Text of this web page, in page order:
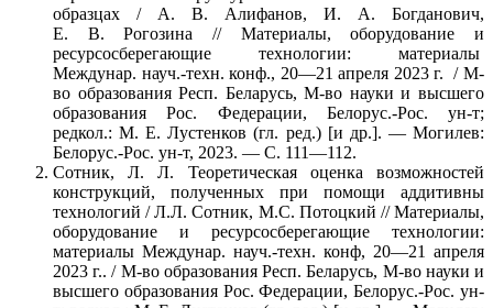
образцах / А. В. Алифанов, И. А. Богданович,
Е. В. Рогозина // Материалы, оборудование и
ресурсосберегающие технологии: материалы
Междунар. науч.-техн. конф., 20—21 апреля 2023 г. / М-
во образования Респ. Беларусь, М-во науки и высшего
образования Рос. Федерации, Белорус.-Рос. ун-т;
редкол.: М. Е. Лустенков (гл. ред.) [и др.]. — Могилев:
Белорус.-Рос. ун-т, 2023. — С. 111—112.
Сотник, Л. Л. Теоретическая оценка возможностей
конструкций, полученных при помощи аддитивны
технологий / Л.Л. Сотник, М.С. Потоцкий // Материалы,
оборудование и ресурсосберегающие технологии:
материалы Междунар. науч.-техн. конф, 20—21 апреля
2023 г.. / М-во образования Респ. Беларусь, М-во науки и
высшего образования Рос. Федерации, Белорус.-Рос. ун-